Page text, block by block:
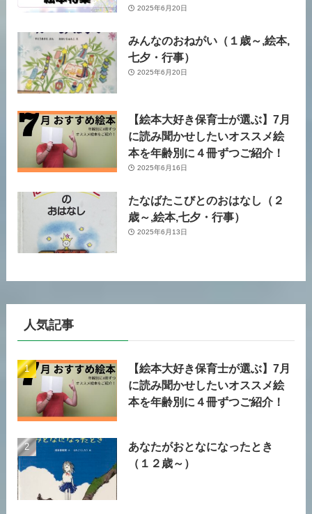
2025年6月20日
みんなのおねがい（１歳～,絵本,
七夕・行事）
2025年6月20日
【絵本大好き保育士が選ぶ】7月
に読み聞かせしたいオススメ絵
本を年齢別に４冊ずつご紹介！
2025年6月16日
たなばたこびとのおはなし（２
歳～,絵本,七夕・行事）
2025年6月13日
人気記事
【絵本大好き保育士が選ぶ】7月
に読み聞かせしたいオススメ絵
本を年齢別に４冊ずつご紹介！
あなたがおとなになったとき
（１２歳～）